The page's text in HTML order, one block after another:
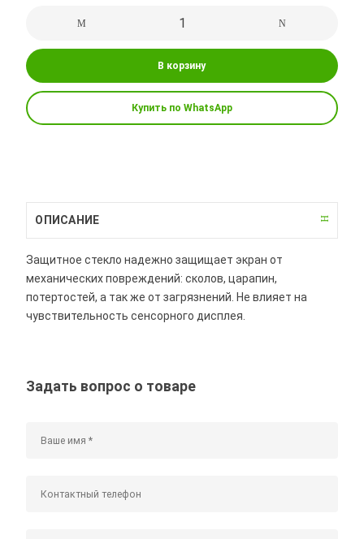
В корзину
Купить по WhatsApp
ОПИСАНИЕ
Защитное стекло надежно защищает экран от
механических повреждений: сколов, царапин,
потертостей, а так же от загрязнений. Не влияет на
чувствительность сенсорного дисплея.
Задать вопрос о товаре